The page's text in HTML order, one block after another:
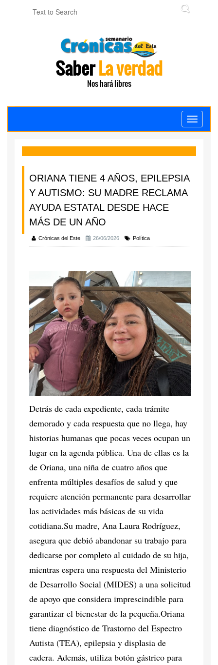
SaberLa verdad
Nos hará libres
Toggle
ORIANA TIENE 4 AÑOS, EPILEPSIA
Y AUTISMO: SU MADRE RECLAMA
AYUDA ESTATAL DESDE HACE
MÁS DE UN AÑO
Crónicas del Este 26/06/2026 Política
Detrás de cada expediente, cada trámite
demorado y cada respuesta que no llega, hay
historias humanas que pocas veces ocupan un
lugar en la agenda pública. Una de ellas es la
de Oriana, una niña de cuatro años que
enfrenta múltiples desafíos de salud y que
requiere atención permanente para desarrollar
las actividades más básicas de su vida
cotidiana.Su madre, Ana Laura Rodríguez,
asegura que debió abandonar su trabajo para
dedicarse por completo al cuidado de su hija,
mientras espera una respuesta del Ministerio
de Desarrollo Social (MIDES) a una solicitud
de apoyo que considera imprescindible para
garantizar el bienestar de la pequeña.Oriana
tiene diagnóstico de Trastorno del Espectro
Autista (TEA), epilepsia y displasia de
cadera. Además, utiliza botón gástrico para